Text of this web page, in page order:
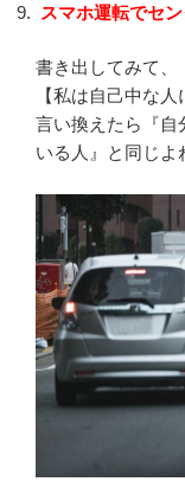
スマホ運転でセ
書き出してみて、
【私は自己中な
言い換えたら『自
いる人』と同じよ